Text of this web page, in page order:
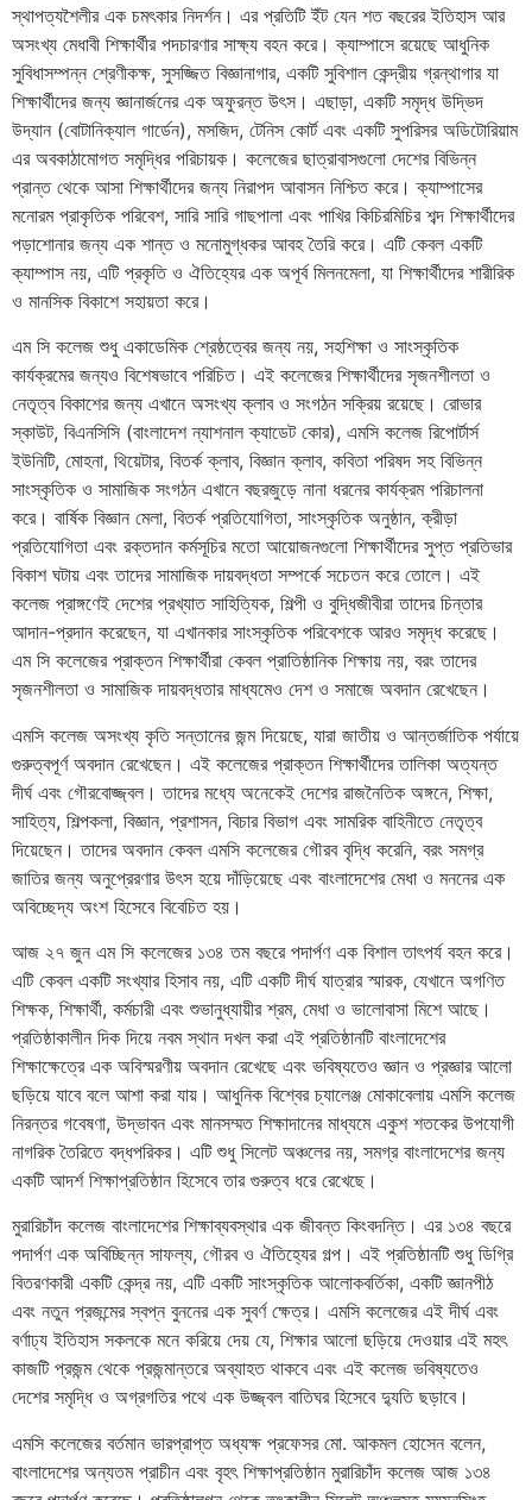
স্থাপত্যশৈলীর এক চমৎকার নিদর্শন। এর প্রতিটি ইঁট যেন শত বছরের ইতিহাস আর
অসংখ্য মেধাবী শিক্ষার্থীর পদচারণার সাক্ষ্য বহন করে। ক্যাম্পাসে রয়েছে আধুনিক
সুবিধাসম্পন্ন শ্রেণীকক্ষ, সুসজ্জিত বিজ্ঞানাগার, একটি সুবিশাল কেন্দ্রীয় গ্রন্থাগার যা
শিক্ষার্থীদের জন্য জ্ঞানার্জনের এক অফুরন্ত উৎস। এছাড়া, একটি সমৃদ্ধ উদ্ভিদ
উদ্যান (বোটানিক্যাল গার্ডেন), মসজিদ, টেনিস কোর্ট এবং একটি সুপরিসর অডিটোরিয়াম
এর অবকাঠামোগত সমৃদ্ধির পরিচায়ক। কলেজের ছাত্রাবাসগুলো দেশের বিভিন্ন
প্রান্ত থেকে আসা শিক্ষার্থীদের জন্য নিরাপদ আবাসন নিশ্চিত করে। ক্যাম্পাসের
মনোরম প্রাকৃতিক পরিবেশ, সারি সারি গাছপালা এবং পাখির কিচিরমিচির শব্দ শিক্ষার্থীদের
পড়াশোনার জন্য এক শান্ত ও মনোমুগ্ধকর আবহ তৈরি করে। এটি কেবল একটি
ক্যাম্পাস নয়, এটি প্রকৃতি ও ঐতিহ্যের এক অপূর্ব মিলনমেলা, যা শিক্ষার্থীদের শারীরিক
ও মানসিক বিকাশে সহায়তা করে।
এম সি কলেজ শুধু একাডেমিক শ্রেষ্ঠত্বের জন্য নয়, সহশিক্ষা ও সাংস্কৃতিক
কার্যক্রমের জন্যও বিশেষভাবে পরিচিত। এই কলেজের শিক্ষার্থীদের সৃজনশীলতা ও
নেতৃত্ব বিকাশের জন্য এখানে অসংখ্য ক্লাব ও সংগঠন সক্রিয় রয়েছে। রোভার
স্কাউট, বিএনসিসি (বাংলাদেশ ন্যাশনাল ক্যাডেট কোর), এমসি কলেজ রিপোর্টার্স
ইউনিটি, মোহনা, থিয়েটার, বিতর্ক ক্লাব, বিজ্ঞান ক্লাব, কবিতা পরিষদ সহ বিভিন্ন
সাংস্কৃতিক ও সামাজিক সংগঠন এখানে বছরজুড়ে নানা ধরনের কার্যক্রম পরিচালনা
করে। বার্ষিক বিজ্ঞান মেলা, বিতর্ক প্রতিযোগিতা, সাংস্কৃতিক অনুষ্ঠান, ক্রীড়া
প্রতিযোগিতা এবং রক্তদান কর্মসূচির মতো আয়োজনগুলো শিক্ষার্থীদের সুপ্ত প্রতিভার
বিকাশ ঘটায় এবং তাদের সামাজিক দায়বদ্ধতা সম্পর্কে সচেতন করে তোলে। এই
কলেজ প্রাঙ্গণেই দেশের প্রখ্যাত সাহিত্যিক, শিল্পী ও বুদ্ধিজীবীরা তাদের চিন্তার
আদান-প্রদান করেছেন, যা এখানকার সাংস্কৃতিক পরিবেশকে আরও সমৃদ্ধ করেছে।
এম সি কলেজের প্রাক্তন শিক্ষার্থীরা কেবল প্রাতিষ্ঠানিক শিক্ষায় নয়, বরং তাদের
সৃজনশীলতা ও সামাজিক দায়বদ্ধতার মাধ্যমেও দেশ ও সমাজে অবদান রেখেছেন।
এমসি কলেজ অসংখ্য কৃতি সন্তানের জন্ম দিয়েছে, যারা জাতীয় ও আন্তর্জাতিক পর্যায়ে
গুরুত্বপূর্ণ অবদান রেখেছেন। এই কলেজের প্রাক্তন শিক্ষার্থীদের তালিকা অত্যন্ত
দীর্ঘ এবং গৌরবোজ্জ্বল। তাদের মধ্যে অনেকেই দেশের রাজনৈতিক অঙ্গনে, শিক্ষা,
সাহিত্য, শিল্পকলা, বিজ্ঞান, প্রশাসন, বিচার বিভাগ এবং সামরিক বাহিনীতে নেতৃত্ব
দিয়েছেন। তাদের অবদান কেবল এমসি কলেজের গৌরব বৃদ্ধি করেনি, বরং সমগ্র
জাতির জন্য অনুপ্রেরণার উৎস হয়ে দাঁড়িয়েছে এবং বাংলাদেশের মেধা ও মননের এক
অবিচ্ছেদ্য অংশ হিসেবে বিবেচিত হয়।
আজ ২৭ জুন এম সি কলেজের ১৩৪ তম বছরে পদার্পণ এক বিশাল তাৎপর্য বহন করে।
এটি কেবল একটি সংখ্যার হিসাব নয়, এটি একটি দীর্ঘ যাত্রার স্মারক, যেখানে অগণিত
শিক্ষক, শিক্ষার্থী, কর্মচারী এবং শুভানুধ্যায়ীর শ্রম, মেধা ও ভালোবাসা মিশে আছে।
প্রতিষ্ঠাকালীন দিক দিয়ে নবম স্থান দখল করা এই প্রতিষ্ঠানটি বাংলাদেশের
শিক্ষাক্ষেত্রে এক অবিস্মরণীয় অবদান রেখেছে এবং ভবিষ্যতেও জ্ঞান ও প্রজ্ঞার আলো
ছড়িয়ে যাবে বলে আশা করা যায়। আধুনিক বিশ্বের চ্যালেঞ্জ মোকাবেলায় এমসি কলেজ
নিরন্তর গবেষণা, উদ্ভাবন এবং মানসম্মত শিক্ষাদানের মাধ্যমে একুশ শতকের উপযোগী
নাগরিক তৈরিতে বদ্ধপরিকর। এটি শুধু সিলেট অঞ্চলের নয়, সমগ্র বাংলাদেশের জন্য
একটি আদর্শ শিক্ষাপ্রতিষ্ঠান হিসেবে তার গুরুত্ব ধরে রেখেছে।
মুরারিচাঁদ কলেজ বাংলাদেশের শিক্ষাব্যবস্থার এক জীবন্ত কিংবদন্তি। এর ১৩৪ বছরে
পদার্পণ এক অবিচ্ছিন্ন সাফল্য, গৌরব ও ঐতিহ্যের গল্প। এই প্রতিষ্ঠানটি শুধু ডিগ্রি
বিতরণকারী একটি কেন্দ্র নয়, এটি একটি সাংস্কৃতিক আলোকবর্তিকা, একটি জ্ঞানপীঠ
এবং নতুন প্রজন্মের স্বপ্ন বুননের এক সুবর্ণ ক্ষেত্র। এমসি কলেজের এই দীর্ঘ এবং
বর্ণাঢ্য ইতিহাস সকলকে মনে করিয়ে দেয় যে, শিক্ষার আলো ছড়িয়ে দেওয়ার এই মহৎ
কাজটি প্রজন্ম থেকে প্রজন্মান্তরে অব্যাহত থাকবে এবং এই কলেজ ভবিষ্যতেও
দেশের সমৃদ্ধি ও অগ্রগতির পথে এক উজ্জ্বল বাতিঘর হিসেবে দ্যুতি ছড়াবে।
এমসি কলেজের বর্তমান ভারপ্রাপ্ত অধ্যক্ষ প্রফেসর মো. আকমল হোসেন বলেন,
বাংলাদেশের অন্যতম প্রাচীন এবং বৃহৎ শিক্ষাপ্রতিষ্ঠান মুরারিচাঁদ কলেজ আজ ১৩৪